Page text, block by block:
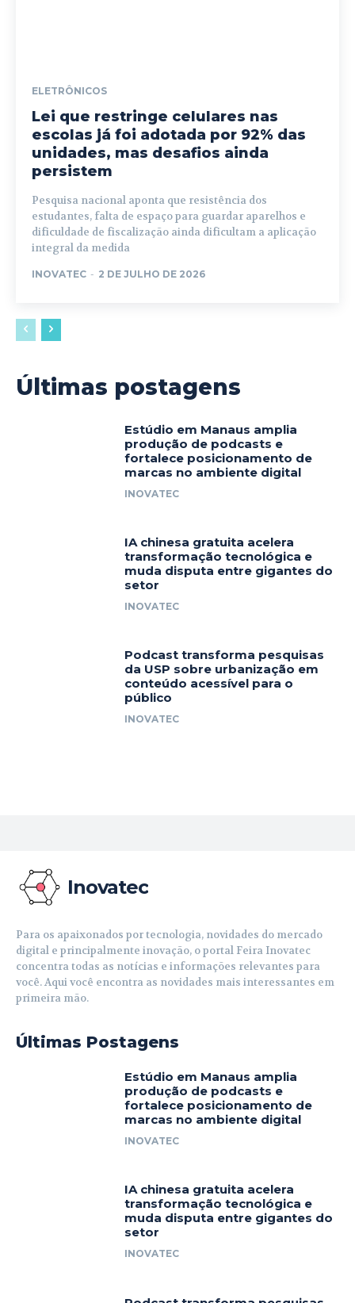
ELETRÔNICOS
Lei que restringe celulares nas
escolas já foi adotada por 92% das
unidades, mas desafios ainda
persistem
Pesquisa nacional aponta que resistência dos
estudantes, falta de espaço para guardar aparelhos e
dificuldade de fiscalização ainda dificultam a aplicação
integral da medida
INOVATEC - 2 DE JULHO DE 2026
Últimas postagens
Estúdio em Manaus amplia
produção de podcasts e
fortalece posicionamento de
marcas no ambiente digital
INOVATEC
IA chinesa gratuita acelera
transformação tecnológica e
muda disputa entre gigantes do
setor
INOVATEC
Podcast transforma pesquisas
da USP sobre urbanização em
conteúdo acessível para o
público
INOVATEC
Inovatec
Para os apaixonados por tecnologia, novidades do mercado
digital e principalmente inovação, o portal Feira Inovatec
concentra todas as notícias e informações relevantes para
você. Aqui você encontra as novidades mais interessantes em
primeira mão.
Últimas Postagens
Estúdio em Manaus amplia
produção de podcasts e
fortalece posicionamento de
marcas no ambiente digital
INOVATEC
IA chinesa gratuita acelera
transformação tecnológica e
muda disputa entre gigantes do
setor
INOVATEC